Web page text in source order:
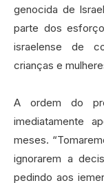
genocida de
parte dos
israelense de
crianças e
A ordem do
imediatamente
meses.
ignorarem a
pedindo aos